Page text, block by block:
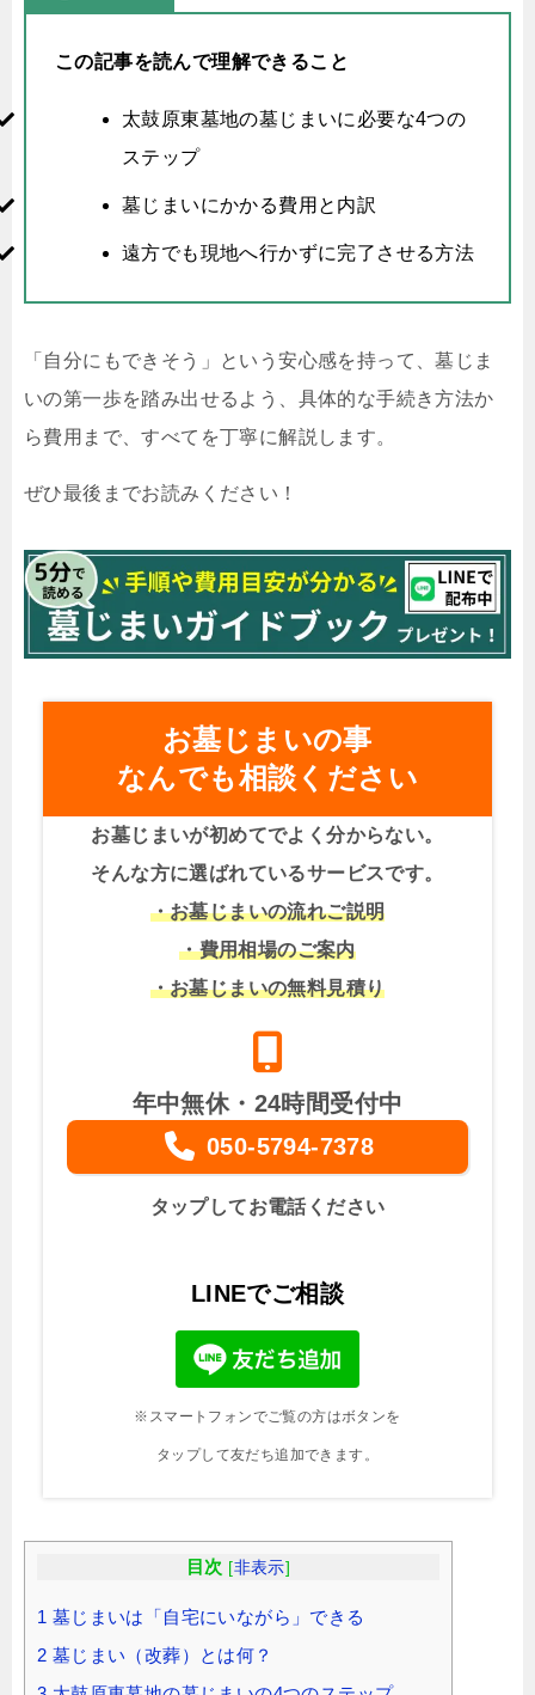
この記事を読んで理解できること
太鼓原東墓地の墓じまいに必要な4つの
ステップ
墓じまいにかかる費用と内訳
遠方でも現地へ行かずに完了させる方法
「自分にもできそう」という安心感を持って、墓じま
いの第一歩を踏み出せるよう、具体的な手続き方法か
ら費用まで、すべてを丁寧に解説します。
ぜひ最後までお読みください！
お墓じまいの事
なんでも相談ください
お墓じまいが初めてでよく分からない。
そんな方に選ばれているサービスです。
・お墓じまいの流れご説明
・費用相場のご案内
・お墓じまいの無料見積り
年中無休・24時間受付中
050-5794-7378
タップしてお電話ください
LINEでご相談
※スマートフォンでご覧の方はボタンを
タップして友だち追加できます。
目次 [非表示]
1 墓じまいは「自宅にいながら」できる
2 墓じまい（改葬）とは何？